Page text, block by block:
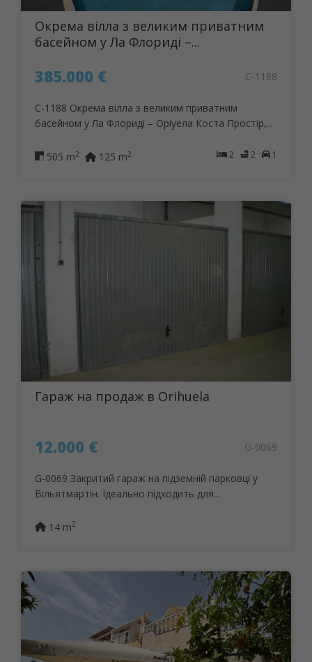
Окрема вілла з великим приватним
басейном у Ла Флориді –...
385.000 € C-1188
C-1188 Окрема вілла з великим приватним
басейном у Ла Флориді – Оріуела Коста Простір,...
2 2 1
505 m2 125 m2
Гараж на продаж в Orihuela
12.000 € G-0069
G-0069 Закритий гараж на підземній парковці у
Вільятмартін. Ідеально підходить для...
14 m2